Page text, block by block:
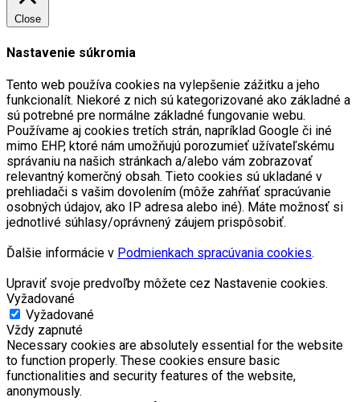
Close
Nastavenie súkromia
Tento web používa cookies na vylepšenie zážitku a jeho
funkcionalít. Niekoré z nich sú kategorizované ako základné a
sú potrebné pre normálne základné fungovanie webu.
Používame aj cookies tretích strán, napríklad Google či iné
mimo EHP, ktoré nám umožňujú porozumieť užívateľskému
správaniu na našich stránkach a/alebo vám zobrazovať
relevantný komerčný obsah. Tieto cookies sú ukladané v
prehliadači s vašim dovolením (môže zahŕňať spracúvanie
osobných údajov, ako IP adresa alebo iné). Máte možnosť si
jednotlivé súhlasy/oprávnený záujem prispôsobiť.
Ďalšie informácie v Podmienkach spracúvania cookies.
Upraviť svoje predvoľby môžete cez Nastavenie cookies.
Vyžadované
Vyžadované
Vždy zapnuté
Necessary cookies are absolutely essential for the website
to function properly. These cookies ensure basic
functionalities and security features of the website,
anonymously.